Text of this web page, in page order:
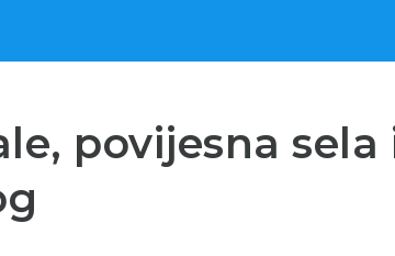
povijesna sela